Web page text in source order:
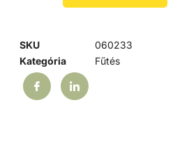
SKU
060233
Kategória
Fűtés